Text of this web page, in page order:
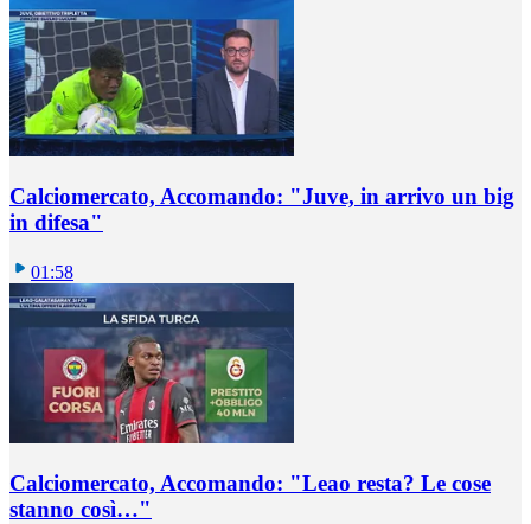
Calciomercato, Accomando: "Juve, in arrivo un big
in difesa"
01:58
Calciomercato, Accomando: "Leao resta? Le cose
stanno così…"